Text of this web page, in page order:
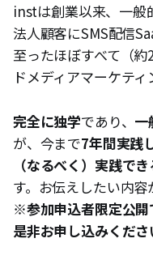
instは創業以来、一般
法人顧客にSMS配信
至ったほぼすべて（
ドメディアマーケテ
完全に独学であり、 一
が、今まで7年間実践
（なるべく）実践で
す。お伝えしたい内
※参加申込者限定公開
是非お申し込みくださ